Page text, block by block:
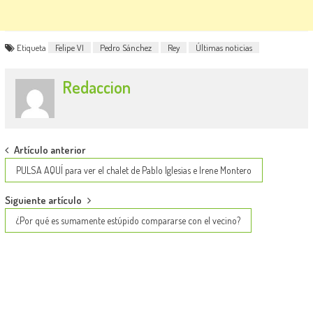
Etiqueta Felipe VI Pedro Sánchez Rey Últimas noticias
Redaccion
Post
navigation
Artículo anterior
PULSA AQUÍ para ver el chalet de Pablo Iglesias e Irene Montero
Siguiente artículo
¿Por qué es sumamente estúpido compararse con el vecino?